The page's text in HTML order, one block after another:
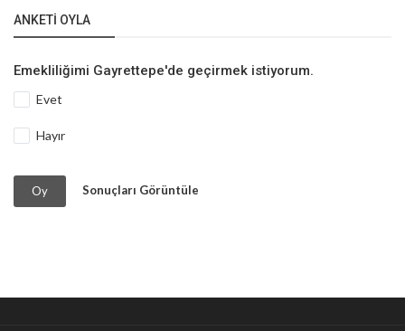
ANKETI OYLA
Emekliliğimi Gayrettepe'de geçirmek istiyorum.
Evet
Hayır
Oy Sonuçları Görüntüle